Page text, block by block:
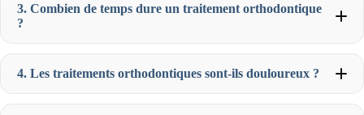
3. Combien de temps dure un traitement orthodontique
?
4. Les traitements orthodontiques sont-ils douloureux ?